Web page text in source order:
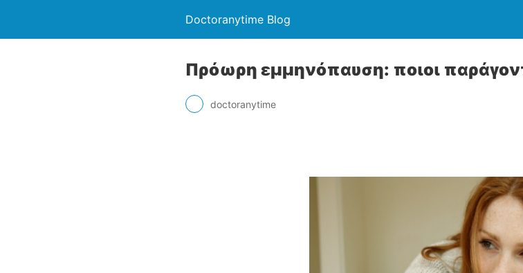
Doctoranytime Blog
Πρόωρη εμμηνόπαυση: ποιοι
doctoranytime